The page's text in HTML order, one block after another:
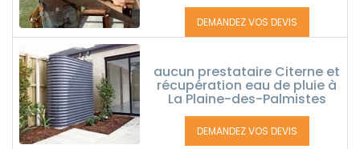
DEMANDEZ VOS DEVIS
aucun prestataire Citerne et
récupération eau de pluie à
La Plaine-des-Palmistes
DEMANDEZ VOS DEVIS